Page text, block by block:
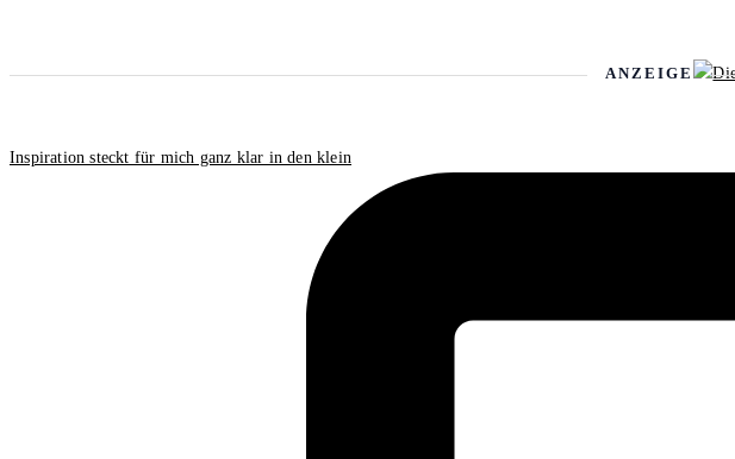
ANZEIGE
Inspiration steckt für mich ganz klar in den klein